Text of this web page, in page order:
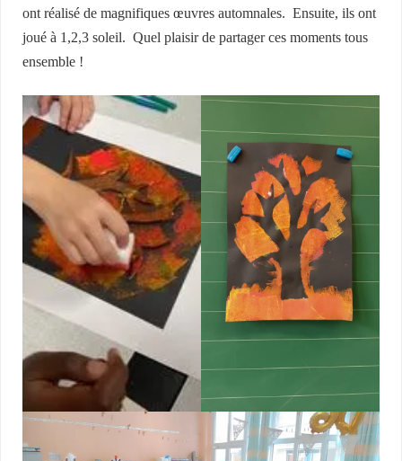
ont réalisé de magnifiques œuvres automnales. Ensuite, ils ont
joué à 1,2,3 soleil. Quel plaisir de partager ces moments tous
ensemble !